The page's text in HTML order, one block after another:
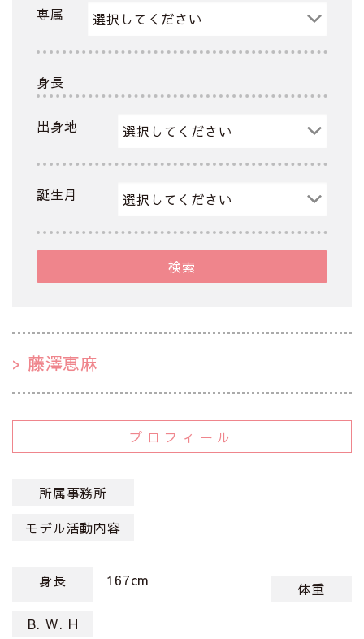
専属
身長
出身地
誕生月
検索
藤澤恵麻
プロフィール
所属事務所
モデル活動内容
身長 167cm
体重
B. W. H